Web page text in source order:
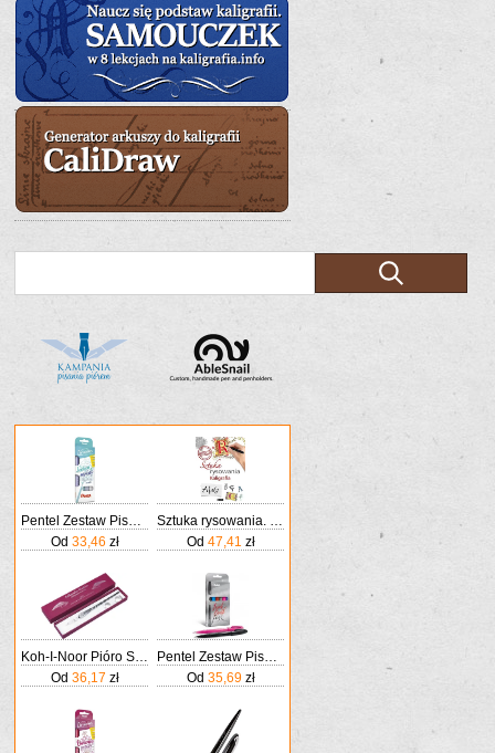
Pentel Zestaw Pisaków Do Kaligrafii 4 Kolory
Od 33,46 zł
Sztuka rysowania. Kaligrafia
Od 47,41 zł
Koh-I-Noor Pióro Szklane Do Kaligrafii
Od 36,17 zł
Pentel Zestaw Pisaków Pędzelkowych Do Kaligrafii I Liternictwa Czarny/Niebieski/Brązowy/Szary/Różowy/Fioletowy
Od 35,69zł